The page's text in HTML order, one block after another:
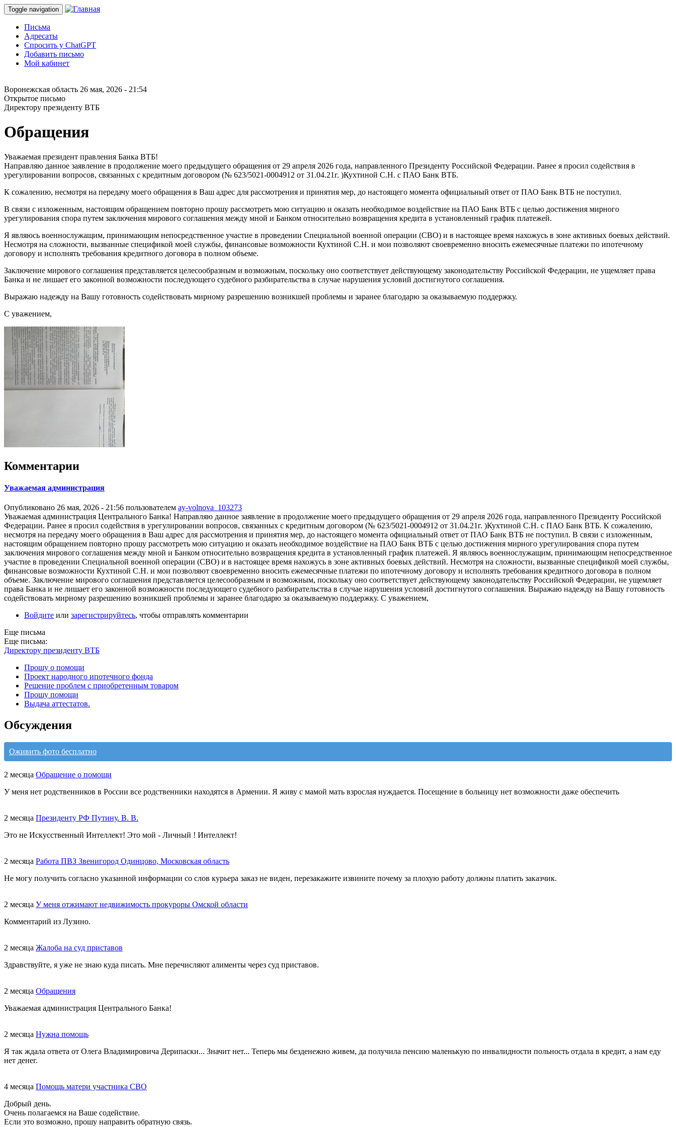
Toggle navigation
Письма
Адресаты
Спросить у ChatGPT
Добавить письмо
Мой кабинет
Воронежская область 26 мая, 2026 - 21:54
Открытое письмо
Директору президенту ВТБ
Обращения
Уважаемая президент правления Банка ВТБ!
Направляю данное заявление в продолжение моего предыдущего обращения от 29 апреля 2026 года, направленного Президенту Российской Федерации. Ранее я просил содействия в
урегулировании вопросов, связанных с кредитным договором (№ 623/5021-0004912 от 31.04.21г. )Кухтиной С.Н. с ПАО Банк ВТБ.
К сожалению, несмотря на передачу моего обращения в Ваш адрес для рассмотрения и принятия мер, до настоящего момента официальный ответ от ПАО Банк ВТБ не поступил.
В связи с изложенным, настоящим обращением повторно прошу рассмотреть мою ситуацию и оказать необходимое воздействие на ПАО Банк ВТБ с целью достижения мирного
урегулирования спора путем заключения мирового соглашения между мной и Банком относительно возвращения кредита в установленный график платежей.
Я являюсь военнослужащим, принимающим непосредственное участие в проведении Специальной военной операции (СВО) и в настоящее время нахожусь в зоне активных боевых действий.
Несмотря на сложности, вызванные спецификой моей службы, финансовые возможности Кухтиной С.Н. и мои позволяют своевременно вносить ежемесячные платежи по ипотечному
договору и исполнять требования кредитного договора в полном объеме.
Заключение мирового соглашения представляется целесообразным и возможным, поскольку оно соответствует действующему законодательству Российской Федерации, не ущемляет права
Банка и не лишает его законной возможности последующего судебного разбирательства в случае нарушения условий достигнутого соглашения.
Выражаю надежду на Вашу готовность содействовать мирному разрешению возникшей проблемы и заранее благодарю за оказываемую поддержку.
С уважением,
Комментарии
Уважаемая администрация
Опубликовано 26 мая, 2026 - 21:56 пользователем ay-volnova_103273
Уважаемая администрация Центрального Банка! Направляю данное заявление в продолжение моего предыдущего обращения от 29 апреля 2026 года, направленного Президенту Российской
Федерации. Ранее я просил содействия в урегулировании вопросов, связанных с кредитным договором (№ 623/5021-0004912 от 31.04.21г. )Кухтиной С.Н. с ПАО Банк ВТБ. К сожалению,
несмотря на передачу моего обращения в Ваш адрес для рассмотрения и принятия мер, до настоящего момента официальный ответ от ПАО Банк ВТБ не поступил. В связи с изложенным,
настоящим обращением повторно прошу рассмотреть мою ситуацию и оказать необходимое воздействие на ПАО Банк ВТБ с целью достижения мирного урегулирования спора путем
заключения мирового соглашения между мной и Банком относительно возвращения кредита в установленный график платежей. Я являюсь военнослужащим, принимающим непосредственное
участие в проведении Специальной военной операции (СВО) и в настоящее время нахожусь в зоне активных боевых действий. Несмотря на сложности, вызванные спецификой моей службы,
финансовые возможности Кухтиной С.Н. и мои позволяют своевременно вносить ежемесячные платежи по ипотечному договору и исполнять требования кредитного договора в полном
объеме. Заключение мирового соглашения представляется целесообразным и возможным, поскольку оно соответствует действующему законодательству Российской Федерации, не ущемляет
права Банка и не лишает его законной возможности последующего судебного разбирательства в случае нарушения условий достигнутого соглашения. Выражаю надежду на Вашу готовность
содействовать мирному разрешению возникшей проблемы и заранее благодарю за оказываемую поддержку. С уважением,
Войдите или зарегистрируйтесь, чтобы отправлять комментарии
Еще письма
Еще письма:
Директору президенту ВТБ
Прошу о помощи
Проект народного ипотечного фонда
Решение проблем с приобретенным товаром
Прошу помощи
Выдача аттестатов.
Обсуждения
Оживить фото бесплатно
2 месяца Обращение о помощи
У меня нет родственников в России все родственники находятся в Армении. Я живу с мамой мать взрослая нуждается. Посещение в больницу нет возможности даже обеспечить
2 месяца Президенту РФ Путину. В. В.
Это не Искусственный Интеллект! Это мой - Личный ! Интеллект!
2 месяца Работа ПВЗ Звенигород Одинцово, Московская область
Не могу получить согласно указанной информации со слов курьера заказ не виден, перезакажите извините почему за плохую работу должны платить заказчик.
2 месяца У меня отжимают недвижимость прокуроры Омской области
Комментарий из Лузино.
2 месяца Жалоба на суд приставов
Здравствуйте, я уже не знаю куда писать. Мне перечисляют алименты через суд приставов.
2 месяца Обращения
Уважаемая администрация Центрального Банка!
2 месяца Нужна помощь
Я так ждала ответа от Олега Владимировича Дерипаски... Значит нет... Теперь мы безденежно живем, да получила пенсию маленькую по инвалидности польность отдала в кредит, а нам еду
нет денег.
4 месяца Помощь матери участника СВО
Добрый день.
Очень полагаемся на Ваше содействие.
Если это возможно, прошу направить обратную связь.